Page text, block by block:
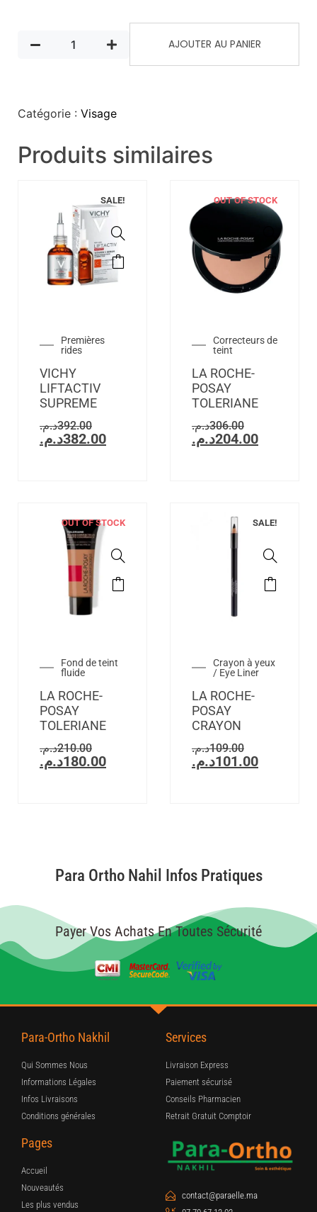
AJOUTER AU PANIER
Catégorie : Visage
Produits similaires
SALE!
Premières
rides
VICHY
LIFTACTIV
SUPREME
392.00د.م.
382.00د.م.
OUT OF STOCK
Correcteurs de
teint
LA ROCHE-
POSAY
TOLERIANE
306.00د.م.
204.00د.م.
OUT OF STOCK
Fond de teint
fluide
LA ROCHE-
POSAY
TOLERIANE
210.00د.م.
180.00د.م.
SALE!
Crayon à yeux
/ Eye Liner
LA ROCHE-
POSAY
CRAYON
109.00د.م.
101.00د.م.
Para Ortho Nahil Infos Pratiques
Payer Vos Achats En Toutes Sécurité
Para-Ortho Nakhil
Qui Sommes Nous
Informations Légales
Infos Livraisons
Conditions générales
Services
Livraison Express
Paiement sécurisé
Conseils Pharmacien
Retrait Gratuit Comptoir
Pages
Accueil
Nouveautés
Les plus vendus
contact@paraelle.ma